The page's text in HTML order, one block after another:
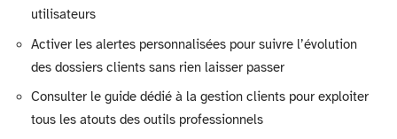
utilisateurs
Activer les alertes personnalisées pour suivre l’évolution
des dossiers clients sans rien laisser passer
Consulter le guide dédié à la gestion clients pour exploiter
tous les atouts des outils professionnels